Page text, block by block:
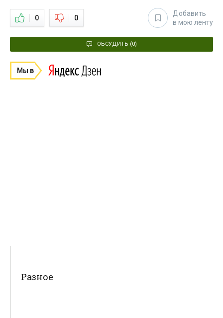
0 0
Добавить
в мою ленту
ОБСУДИТЬ (0)
Мы в
Разное